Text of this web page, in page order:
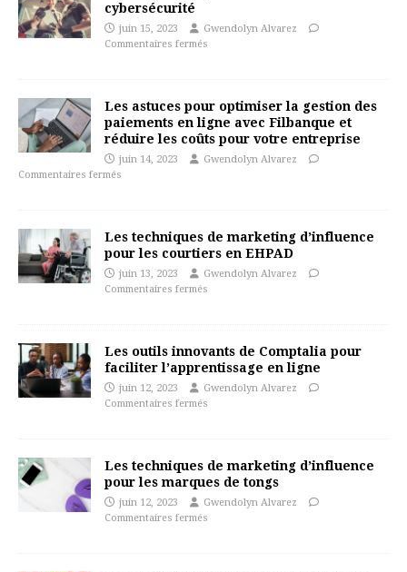
cybersécurité
juin 15, 2023
Gwendolyn Alvarez
Commentaires fermés
Les astuces pour optimiser la gestion des
paiements en ligne avec Filbanque et
réduire les coûts pour votre entreprise
juin 14, 2023
Gwendolyn Alvarez
Commentaires fermés
Les techniques de marketing d’influence
pour les courtiers en EHPAD
juin 13, 2023
Gwendolyn Alvarez
Commentaires fermés
Les outils innovants de Comptalia pour
faciliter l’apprentissage en ligne
juin 12, 2023
Gwendolyn Alvarez
Commentaires fermés
Les techniques de marketing d’influence
pour les marques de tongs
juin 12, 2023
Gwendolyn Alvarez
Commentaires fermés